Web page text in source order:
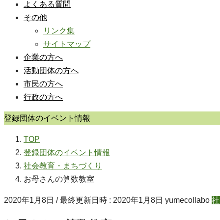
よくある質問
その他
リンク集
サイトマップ
企業の方へ
活動団体の方へ
市民の方へ
行政の方へ
登録団体のイベント情報
TOP
登録団体のイベント情報
社会教育・まちづくり
お母さんの算数教室
2020年1月8日 / 最終更新日時 : 2020年1月8日 yumecollabo